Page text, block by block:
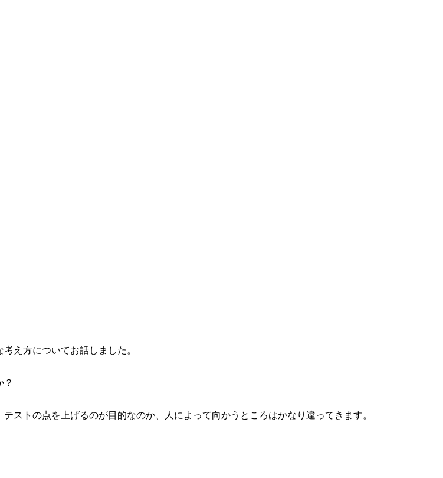
え方についてお話しました。
？
ストの点を上げるのが目的なのか、人によって向かうところはかなり違ってきます。